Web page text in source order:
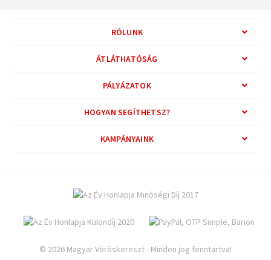
RÓLUNK
ÁTLÁTHATÓSÁG
PÁLYÁZATOK
HOGYAN SEGÍTHETSZ?
KAMPÁNYAINK
© 2026 Magyar Vöröskereszt - Minden jog fenntartva!